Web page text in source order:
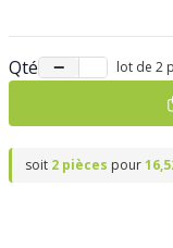
Qté − +
lot de 2
soit 2 pièces pour